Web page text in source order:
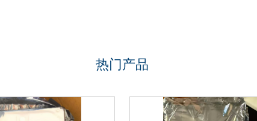
热门产品